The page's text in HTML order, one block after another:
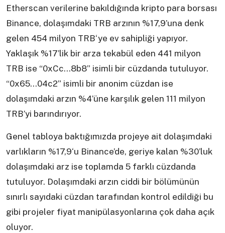
Etherscan verilerine bakıldığında kripto para borsası
Binance, dolaşımdaki TRB arzının %17,9’una denk
gelen 454 milyon TRB‘ye ev sahipliği yapıyor.
Yaklaşık %17’lik bir arza tekabül eden 441 milyon
TRB ise “0xCc…8b8” isimli bir cüzdanda tutuluyor.
“0x65…04c2” isimli bir anonim cüzdan ise
dolaşımdaki arzın %4’üne karşılık gelen 111 milyon
TRB’yi barındırıyor.
Genel tabloya baktığımızda projeye ait dolaşımdaki
varlıkların %17,9‘u Binance’de, geriye kalan %30’luk
dolaşımdaki arz ise toplamda 5 farklı cüzdanda
tutuluyor. Dolaşımdaki arzın ciddi bir bölümünün
sınırlı sayıdaki cüzdan tarafından kontrol edildiği bu
gibi projeler fiyat manipülasyonlarına çok daha açık
oluyor.